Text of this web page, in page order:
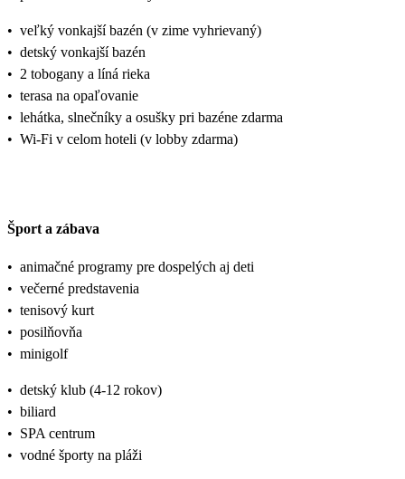
• veľký vonkajší bazén (v zime vyhrievaný)
• detský vonkajší bazén
• 2 tobogany a líná rieka
• terasa na opaľovanie
• lehátka, slnečníky a osušky pri bazéne zdarma
• Wi-Fi v celom hoteli (v lobby zdarma)
Šport a zábava
• animačné programy pre dospelých aj deti
• večerné predstavenia
• tenisový kurt
• posilňovňa
• minigolf
• detský klub (4-12 rokov)
• biliard
• SPA centrum
• vodné športy na pláži